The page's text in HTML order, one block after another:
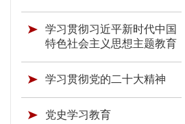
学习贯彻习近平新时代中国
特色社会主义思想主题教育
学习贯彻党的二十大精神
党史学习教育